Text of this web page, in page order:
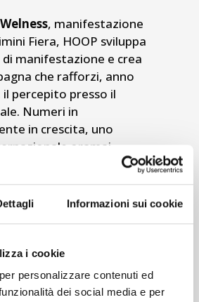
Informazioni sui cookie
i cookie
personalizzare contenuti ed
dei social media e per
, manifestazione
Fiera, HOOP sviluppa
di manifestazione e crea
che rafforzi, anno
percepito presso il
Numeri in
in crescita, uno
oramai
paralleli che
questa
fieristico